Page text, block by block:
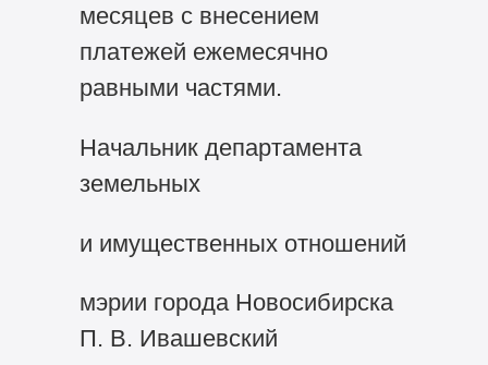
месяцев с внесением
платежей ежемесячно
равными частями.
Начальник департамента
земельных
и имущественных отношений
мэрии города Новосибирска
П. В. Ивашевский